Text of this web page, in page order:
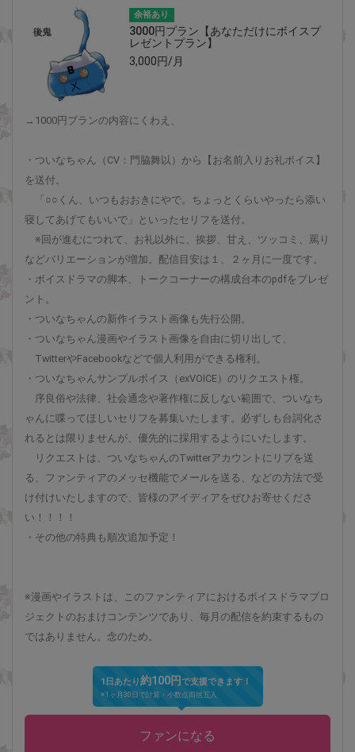
余裕あり
3000円プラン【あなただけにボイスプ
レゼントプラン】
3,000円/月
→1000円プランの内容にくわえ、
・ついなちゃん（CV：門脇舞以）から【お名前入りお礼ボイス】
を送付。
「○○くん、いつもおおきにやで。ちょっとくらいやったら添い
寝してあげてもいいで」といったセリフを送付。
※回が進むにつれて、お礼以外に、挨拶、甘え、ツッコミ、罵り
などバリエーションが増加。配信目安は１、２ヶ月に一度です。
・ボイスドラマの脚本、トークコーナーの構成台本のpdfをプレゼ
ント。
・ついなちゃんの新作イラスト画像も先行公開。
・ついなちゃん漫画やイラスト画像を自由に切り出して、
TwitterやFacebookなどで個人利用ができる権利。
・ついなちゃんサンプルボイス（exVOICE）のリクエスト権。
序良俗や法律、社会通念や著作権に反しない範囲で、ついなち
ゃんに喋ってほしいセリフを募集いたします。必ずしも台詞化さ
れるとは限りませんが、優先的に採用するようにいたします。
リクエストは、ついなちゃんのTwitterアカウントにリプを送
る、ファンティアのメッセ機能でメールを送る、などの方法で受
け付けいたしますので、皆様のアイディアをぜひお寄せくださ
い！！！！
・その他の特典も順次追加予定！
※漫画やイラストは、このファンティアにおけるボイスドラマプロ
ジェクトのおまけコンテンツであり、毎月の配信を約束するもの
ではありません。念のため。
1日あたり約100円で支援できます！
※1ヶ月30日で計算・小数点四捨五入
ファンになる